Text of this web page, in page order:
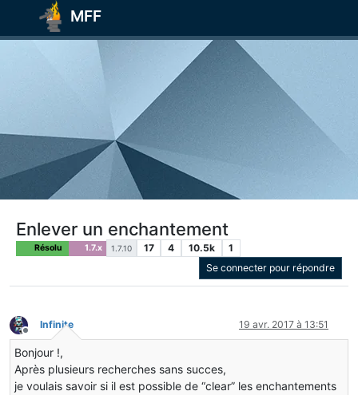
MFF
Enlever un enchantement
Résolu 1.7.x 1.7.10 17 4 10.5k
1
Se connecter pour répondre
Hors-ligne
Infinite 19 avr. 2017 à 13:51
Bonjour !,
Après plusieurs recherches sans succes,
je voulais savoir si il est possible de “clear” les enchantements